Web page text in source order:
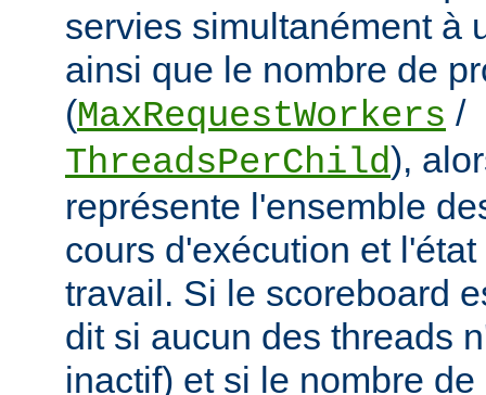
servies simultanément à
ainsi que le nombre de
(MaxRequestWorkers /
ThreadsPerChild),
représente l'ensemble
cours d'exécution et
travail. Si le scoreboard
dit si aucun des threads
inactif) et si le nombre